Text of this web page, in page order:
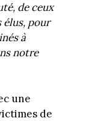
de ceux
élus, pour
à
notre
une
de